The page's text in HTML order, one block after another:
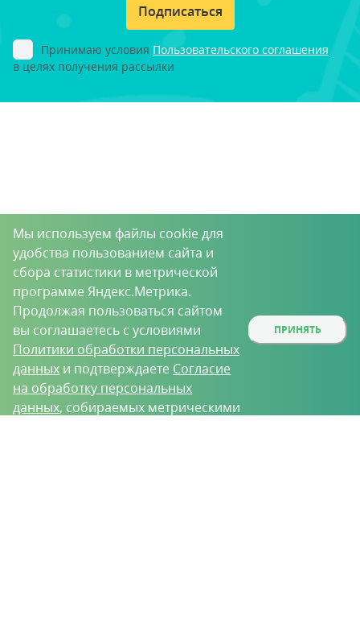
Подписаться
Принимаю условия Пользовательского соглашения
в целях получения рассылки
Мы используем файлы cookie для
удобства пользованием сайта и
сбора статистики в метрической
программе Яндекс.Метрика.
Продолжая пользоваться сайтом
вы соглашаетесь с условиями
Политики обработки персональных
данных и подтверждаете Согласие
на обработку персональных
данных, собираемых метрическими
ПРИНЯТЬ